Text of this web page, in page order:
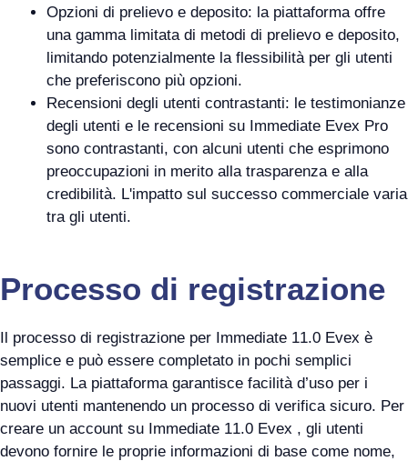
Opzioni di prelievo e deposito: la piattaforma offre
una gamma limitata di metodi di prelievo e deposito,
limitando potenzialmente la flessibilità per gli utenti
che preferiscono più opzioni.
Recensioni degli utenti contrastanti: le testimonianze
degli utenti e le recensioni su Immediate Evex Pro
sono contrastanti, con alcuni utenti che esprimono
preoccupazioni in merito alla trasparenza e alla
credibilità. L'impatto sul successo commerciale varia
tra gli utenti.
Processo di registrazione
Il processo di registrazione per Immediate 11.0 Evex è
semplice e può essere completato in pochi semplici
passaggi. La piattaforma garantisce facilità d’uso per i
nuovi utenti mantenendo un processo di verifica sicuro. Per
creare un account su Immediate 11.0 Evex , gli utenti
devono fornire le proprie informazioni di base come nome,